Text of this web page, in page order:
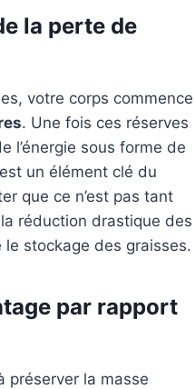
la perte de
votre corps commence
. Une fois ces réserves
l’énergie sous forme de
un élément clé du
que ce n’est pas tant
réduction drastique des
le stockage des graisses.
par rapport
préserver la masse